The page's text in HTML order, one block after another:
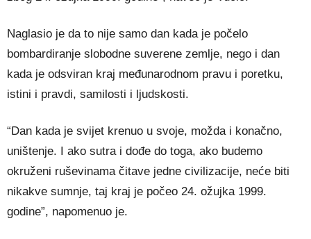
Naglasio je da to nije samo dan kada je počelo
bombardiranje slobodne suverene zemlje, nego i dan
kada je odsviran kraj međunarodnom pravu i poretku,
istini i pravdi, samilosti i ljudskosti.
“Dan kada je svijet krenuo u svoje, možda i konačno,
uništenje. I ako sutra i dođe do toga, ako budemo
okruženi ruševinama čitave jedne civilizacije, neće biti
nikakve sumnje, taj kraj je počeo 24. ožujka 1999.
godine”, napomenuo je.